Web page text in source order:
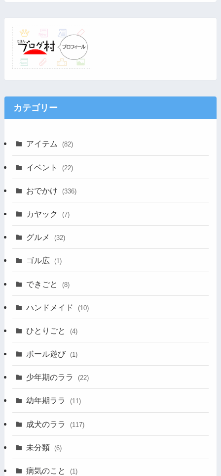
カテゴリー
アイテム (82)
イベント (22)
おでかけ (336)
カヤック (7)
グルメ (32)
ゴル広 (1)
できごと (8)
ハンドメイド (10)
ひとりごと (4)
ボール遊び (1)
少年期のララ (22)
幼年期ララ (11)
成犬のララ (117)
未分類 (6)
病気のこと (1)